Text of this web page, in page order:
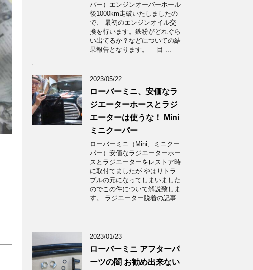
パー）エンジンオーバーホール
後1000km走破いたしましたの
で、 最初のエンジンオイル交
換を行います。鉄粉がどれぐら
い出てるか？などについての結
果報告となります。 目 ...
2023/05/22
ローバーミニ、安価なラ
ジエーターホースとラジ
エーターは使うな！ Mini
ミニクーパー
ローバーミニ（Mini、ミニクー
パー）安価なラジエーターホー
スとラジエーターをレストア時
に取付てましたが やはりトラ
ブルの元になってしまいました
のでこの件について解説致しま
す。 ラジエーター脱着の記事
...
2023/01/23
ローバーミニ アフターパ
ーツの闇 お勧め出来ない